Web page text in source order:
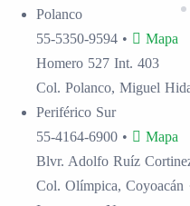
Polanco
55-5350-9594 •
Mapa
Homero 527 Int. 403
Col. Polanco, Miguel
Periférico Sur
55-4164-6900 •
Mapa
Blvr. Adolfo Ruíz
Col. Olímpica,